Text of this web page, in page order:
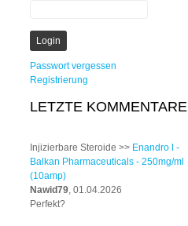
Passwort vergessen
Registrierung
LETZTE KOMMENTARE
Injizierbare Steroide >> Enandro l -
Balkan Pharmaceuticals - 250mg/ml
(10amp)
Nawid79, 01.04.2026
Perfekt?